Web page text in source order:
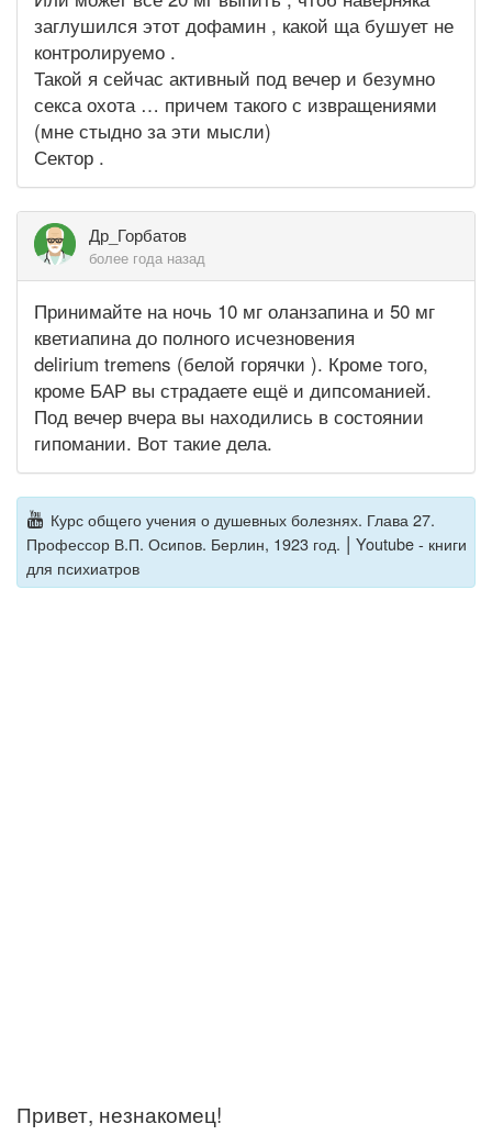
заглушился этот дофамин , какой ща бушует не
контролируемо .
Такой я сейчас активный под вечер и безумно
секса охота … причем такого с извращениями
(мне стыдно за эти мысли)
Сектор .
Др_Горбатов
более года назад
Принимайте на ночь 10 мг оланзапина и 50 мг
кветиапина до полного исчезновения
delirium tremens (белой горячки ). Кроме того,
кроме БАР вы страдаете ещё и дипсоманией.
Под вечер вчера вы находились в состоянии
гипомании. Вот такие дела.
Курс общего учения о душевных болезнях. Глава 27.
Профессор В.П. Осипов. Берлин, 1923 год. | Youtube - книги
для психиатров
Привет, незнакомец!